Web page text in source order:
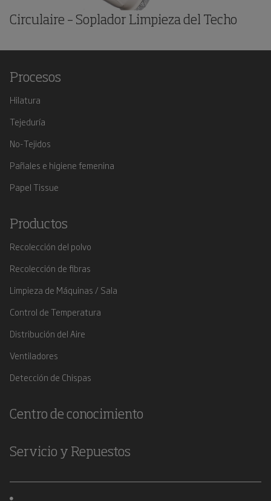
Circulaire – Soplador Limpieza del Techo
Procesos
Hilatura
Tejeduría
No-Tejidos
Pañales e higiene femenina
Papel Tissue
Productos
Recolección del polvo
Recolección de fibras
Limpieza de Máquinas / Sala
Control de Temperatura
Distribución del Aire
Ventiladores
Detección de Chispas
Centro de conocimiento
Servicio y Repuestos